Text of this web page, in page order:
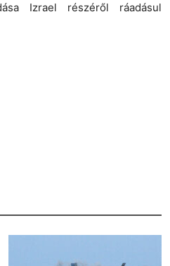
Izrael részéről ráadásul